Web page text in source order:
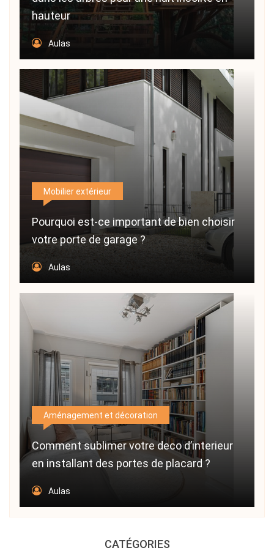
hauteur
Aulas
Mobilier extérieur
Pourquoi est-ce important de bien choisir
votre porte de garage ?
Aulas
Aménagement et décoration
Comment sublimer votre deco d’interieur
en installant des portes de placard ?
Aulas
CATÉGORIES